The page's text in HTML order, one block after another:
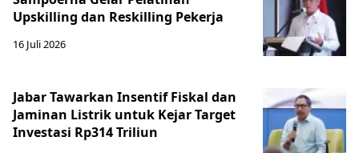
Upskilling dan Reskilling Pekerja
16 Juli 2026
Jabar Tawarkan Insentif Fiskal dan
Jaminan Listrik untuk Kejar Target
Investasi Rp314 Triliun